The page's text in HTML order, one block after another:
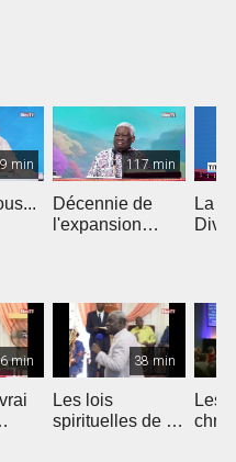
min 117 min
Décennie de
l'expansion
La
min 38 min
Les lois
spirituelles de la
Les